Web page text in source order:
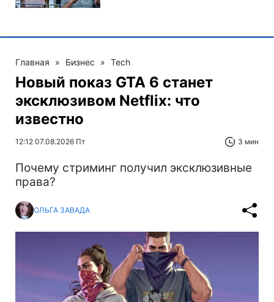
Главная » Бизнес » Tech
Новый показ GTA 6 станет
эксклюзивом Netflix: что
известно
12:12 07.08.2026 Пт 3 мин
Почему стриминг получил эксклюзивные
права?
ОЛЬГА ЗАВАДА